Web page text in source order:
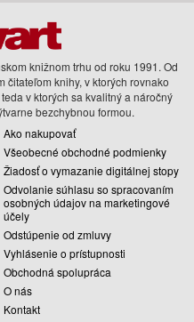
knižnom trhu od roku 1991. Od
čitateľom knihy, v ktorých rovnako
v ktorých sa kvalitný a náročný
bezchybnou formou.
Ako nakupovať
Všeobecné obchodné podmienky
Žiadosť o vymazanie digitálnej stopy
Odvolanie súhlasu so spracovaním
osobných údajov na marketingové
účely
Odstúpenie od zmluvy
Vyhlásenie o prístupnosti
Obchodná spolupráca
O nás
Kontakt